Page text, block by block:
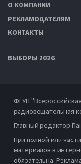
О КОМПАНИИ
РЕКЛАМОДАТЕЛЯМ
КОНТАКТЫ
ВЫБОРЫ 2026
ФГУП
радиовещательная
Главный редактор
При полной или
материалов в
обязательна.